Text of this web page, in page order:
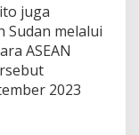
juga
Sudan melalui
ASEAN
2023